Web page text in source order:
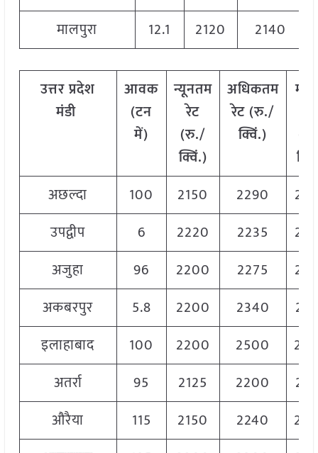
मालपुरा
12.1 2120 2140
उत्तरप्रदेश
मंडी
आवक
(टन
में)
न्यूनतम
रेट
(रु./
क्विं.)
अधिकतम
रेट (रु./
क्विं.)
अछल्दा
100 2150 2290
उपद्वीप
6 2220 2235
अजुहा
96 2200 2275
अकबरपुर
5.8 2200 2340
इलाहाबाद
100 2200 2500
अतर्रा
95 2125 2200
औरैया
115 2150 2240